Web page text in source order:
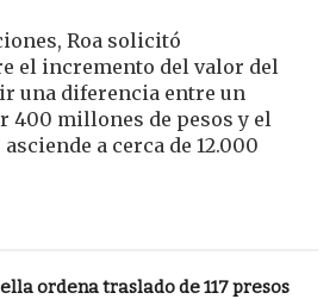
Roa solicitó
el incremento del valor del
una diferencia entre un
400 millones de pesos y el
a cerca de 12.000
ordena traslado de 117 presos